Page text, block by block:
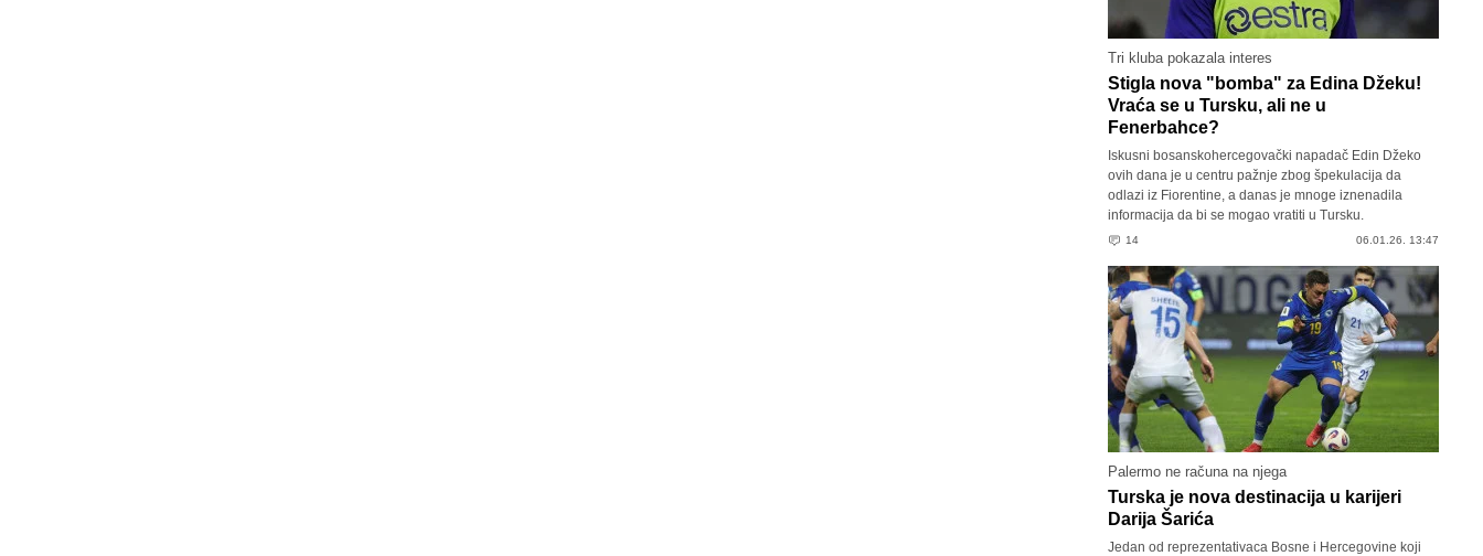
Tri kluba pokazala interes
Stigla nova "bomba" za Edina Džeku!
Vraća se u Tursku, ali ne u
Fenerbahce?
Iskusni bosanskohercegovački napadač Edin Džeko
ovih dana je u centru pažnje zbog špekulacija da
odlazi iz Fiorentine, a danas je mnoge iznenadila
informacija da bi se mogao vratiti u Tursku.
14 06.01.26. 13:47
Palermo ne računa na njega
Turska je nova destinacija u karijeri
Darija Šarića
Jedan od reprezentativaca Bosne i Hercegovine koji